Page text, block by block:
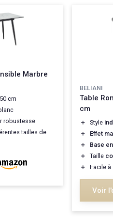
Marbre
cm
robustesse
tailles de
BELIANI
Table
cm
＋ Style
＋
Effet
＋
Base
＋
Taille
＋
Facile à
Voir